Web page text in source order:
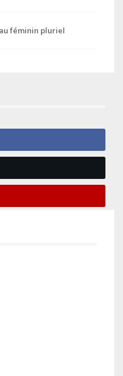
féminin pluriel